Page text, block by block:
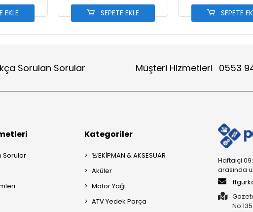
EKLE SEPETE EKLE SEPETE
Sorulan Sorular Müşteri Hizmetleri 0553
Sorular
Kategoriler
🚨EKİPMAN & AKSESUAR
Aküler
Motor Yağı
ATV Yedek Parça
Haftaiçi
arasında